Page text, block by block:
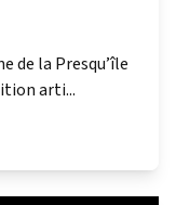
de la Presqu’île
arti...